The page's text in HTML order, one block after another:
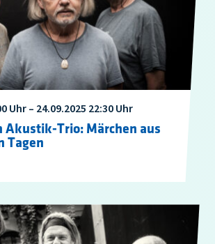
Uhr – 24.09.2025 22:30 Uhr
Akustik-Trio: Märchen aus
Tagen